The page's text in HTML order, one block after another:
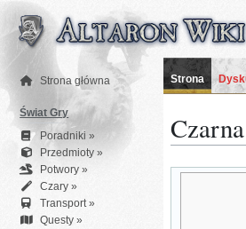
Przejdź
do
zawartości
Strona
Strona główna
Świat Gry
Poradniki »
Przedmioty »
Potwory »
Czary »
Transport »
Questy »